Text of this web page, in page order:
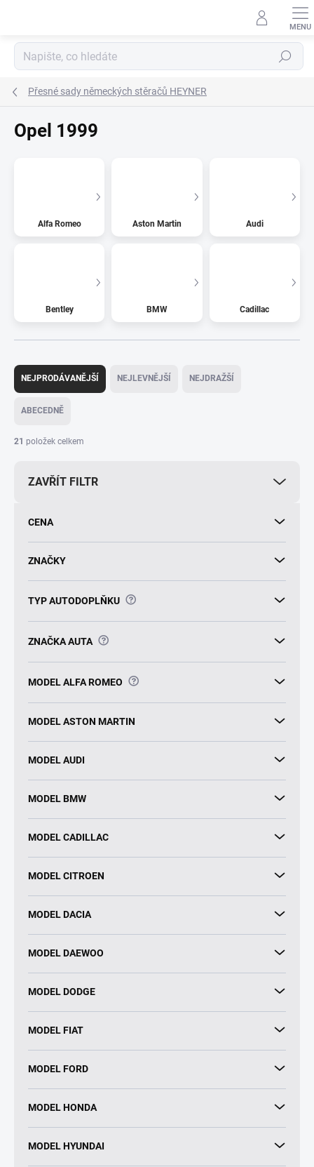
Hledat
Přesné sady německých stěračů HEYNER
Opel 1999
Alfa Romeo Aston Martin Audi
Bentley BMW Cadillac
Ř
z
í
NEJPRODÁVANĚJŠÍ NEJLEVNĚJŠÍ NEJDRAŽŠÍ
ABECEDNĚ
21 položek celkem
ZAVŘÍT FILTR
CENA
ZNAČKY
TYP AUTODOPLŇKU ?
ZNAČKA AUTA ?
MODEL ALFA ROMEO ?
MODEL ASTON MARTIN
MODEL AUDI
MODEL BMW
MODEL CADILLAC
MODEL CITROEN
MODEL DACIA
MODEL DAEWOO
MODEL DODGE
MODEL FIAT
MODEL FORD
MODEL HONDA
MODEL HYUNDAI